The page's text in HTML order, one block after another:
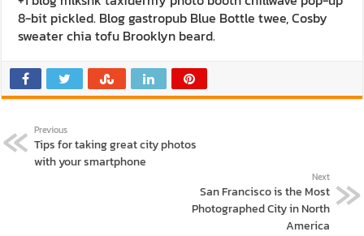
8-bit pickled. Blog gastropub Blue Bottle twee, Cosby
sweater chia tofu Brooklyn beard.
Previous
Tips for taking great city photos
with your smartphone
Next
San Francisco is the Most
Photographed City in North
America